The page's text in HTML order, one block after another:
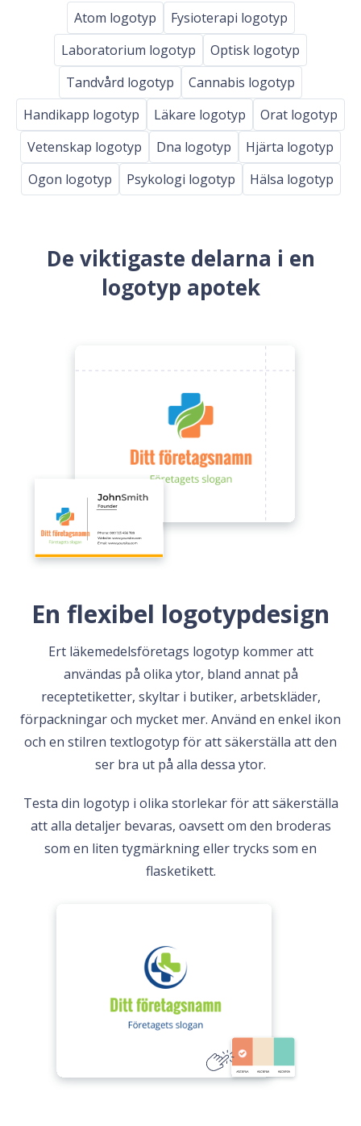
Atom logotyp
Fysioterapi logotyp
Laboratorium logotyp
Optisk logotyp
Tandvård logotyp
Cannabis logotyp
Handikapp logotyp
Läkare logotyp
Orat logotyp
Vetenskap logotyp
Dna logotyp
Hjärta logotyp
Ogon logotyp
Psykologi logotyp Hälsa logotyp
De viktigaste delarna i en
logotyp apotek
En flexibel logotypdesign
Ert läkemedelsföretags logotyp kommer att
användas på olika ytor, bland annat på
receptetiketter, skyltar i butiker, arbetskläder,
förpackningar och mycket mer. Använd en enkel ikon
och en stilren textlogotyp för att säkerställa att den
ser bra ut på alla dessa ytor.
Testa din logotyp i olika storlekar för att säkerställa
att alla detaljer bevaras, oavsett om den broderas
som en liten tygmärkning eller trycks som en
flasketikett.